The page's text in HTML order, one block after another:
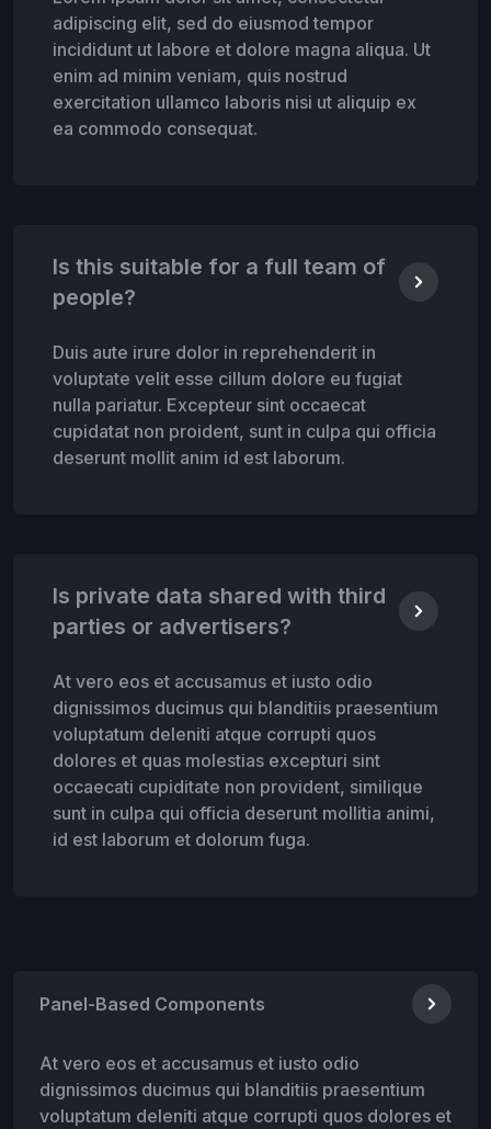
adipiscing elit, sed do eiusmod tempor
incididunt ut labore et dolore magna aliqua. Ut
enim ad minim veniam, quis nostrud
exercitation ullamco laboris nisi ut aliquip ex
ea commodo consequat.
Is this suitable for a full team of
people?
Duis aute irure dolor in reprehenderit in
voluptate velit esse cillum dolore eu fugiat
nulla pariatur. Excepteur sint occaecat
cupidatat non proident, sunt in culpa qui officia
deserunt mollit anim id est laborum.
Is private data shared with third
parties or advertisers?
At vero eos et accusamus et iusto odio
dignissimos ducimus qui blanditiis praesentium
voluptatum deleniti atque corrupti quos
dolores et quas molestias excepturi sint
occaecati cupiditate non provident, similique
sunt in culpa qui officia deserunt mollitia animi,
id est laborum et dolorum fuga.
Panel-Based Components
At vero eos et accusamus et iusto odio
dignissimos ducimus qui blanditiis praesentium
voluptatum deleniti atque corrupti quos dolores et